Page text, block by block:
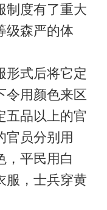
度有了重大
级森严的体
形式后将它定
令用颜色来区
五品以上的官
官员分别用
，平民用白
服，士兵穿黄